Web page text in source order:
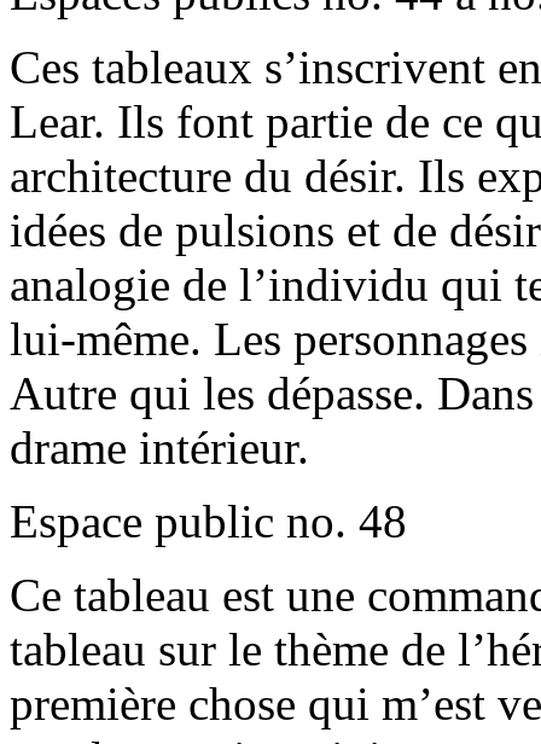
Ces tableaux s’inscrivent
Lear. Ils font partie de ce
architecture du désir. Ils
idées de pulsions et de
analogie de l’individu qui
lui-même. Les
Autre qui les dépasse.
drame intérieur.
Espace public no. 48
Ce tableau est une
tableau sur le thème de
première chose qui m’est